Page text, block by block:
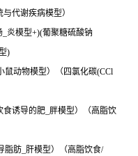
代谢疾病模型）
炎模型+)(葡聚糖硫酸钠
)
鼠动物模型）（四氯化碳(CCl
食诱导的肥_胖模型）（高脂饮
脂肪_肝模型）（高脂饮食/